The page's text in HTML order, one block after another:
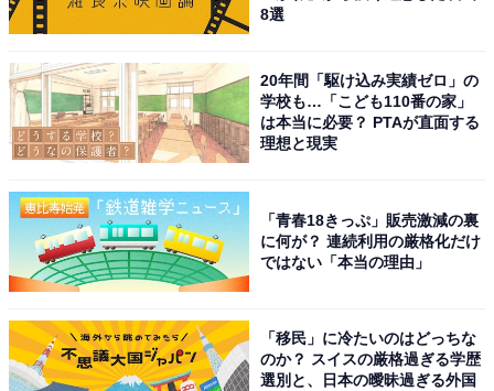
8選
20年間「駆け込み実績ゼロ」の
学校も…「こども110番の家」
は本当に必要？ PTAが直面する
理想と現実
「青春18きっぷ」販売激減の裏
に何が？ 連続利用の厳格化だけ
ではない「本当の理由」
「移民」に冷たいのはどっちな
のか？ スイスの厳格過ぎる学歴
選別と、日本の曖昧過ぎる外国